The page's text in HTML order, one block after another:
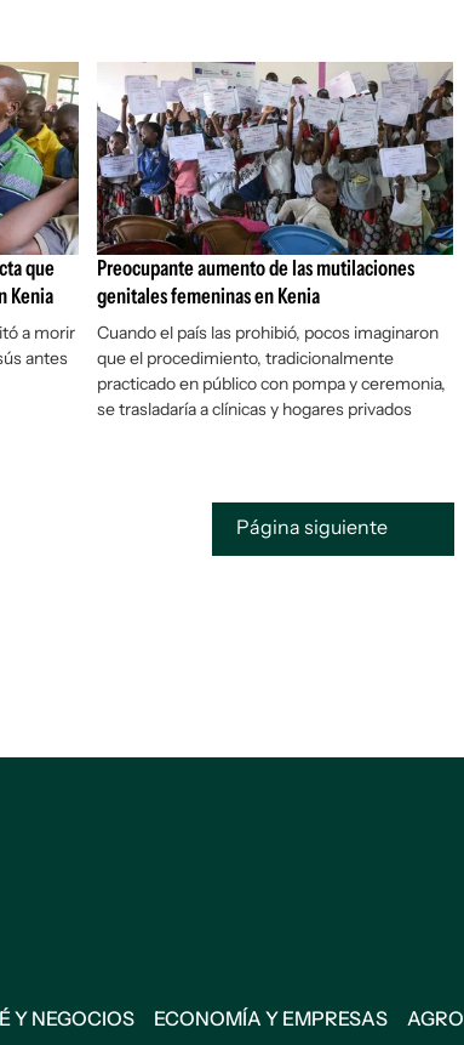
que
Kenia
a morir
antes
Preocupante aumento de las mutilaciones
genitales femeninas en Kenia
Cuando el país las prohibió, pocos imaginaron
que el procedimiento, tradicionalmente
practicado en público con pompa y ceremonia,
se trasladaría a clínicas y hogares privados
Página siguiente
Y NEGOCIOS ECONOMÍA Y EMPRESAS AGRO